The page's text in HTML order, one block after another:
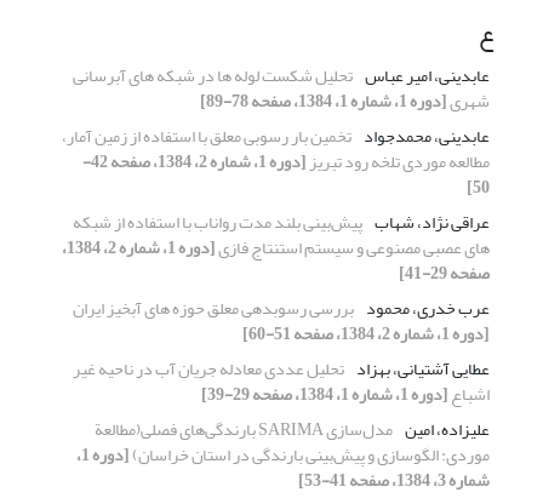
ع
عابدینی، امیر عباس تحلیل شکست لوله ها در شبکه های آبرسانی
شهری[دوره 1، شماره 1، 1384، صفحه 78-89]
عابدینی، محمدجواد تخمین بار رسوبی معلق با استفاده از زمین آمار،
مطالعه موردی تلخه‏ رود تبریز [دوره 1، شماره 2، 1384، صفحه 42-
50]
عراقی نژاد، شهاب پیش‌بینی بلند مدت رواناب با استفاده از شبکه
های عصبی مصنوعی و سیستم استنتاج فازی [دوره 1، شماره 2، 1384،
صفحه 29-41]
عرب خدری، محمود بررسی رسوبدهی معلق حوزه های آبخیز ایران
[دوره 1، شماره 2، 1384، صفحه 51-60]
عطایی آشتیانی، بهزاد تحلیل عددی معادله جریان آب در ناحیه غیر
اشباع[دوره 1، شماره 1، 1384، صفحه 29-39]
علیزاده، امین
مدل‌سازی SARIMA بارندگی‌های فصلی(مطالعة
موردی:‌ الگوسازی و پیش‌بینی بارندگی در استان خراسان) [دوره 1،
شماره 3، 1384، صفحه 41-53]